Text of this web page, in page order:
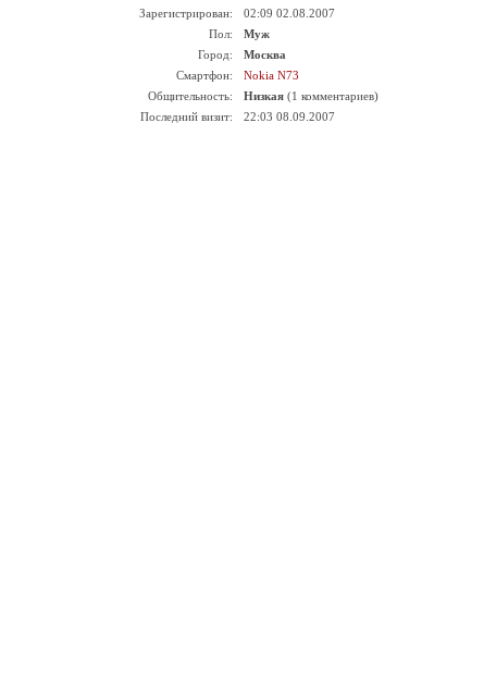
Зарегистрирован:
02:09 02.08.2007
Пол:
Муж
Город:
Москва
Смартфон:
Nokia N73
Общительность:
Низкая (1 комментариев)
Последний визит:
22:03 08.09.2007